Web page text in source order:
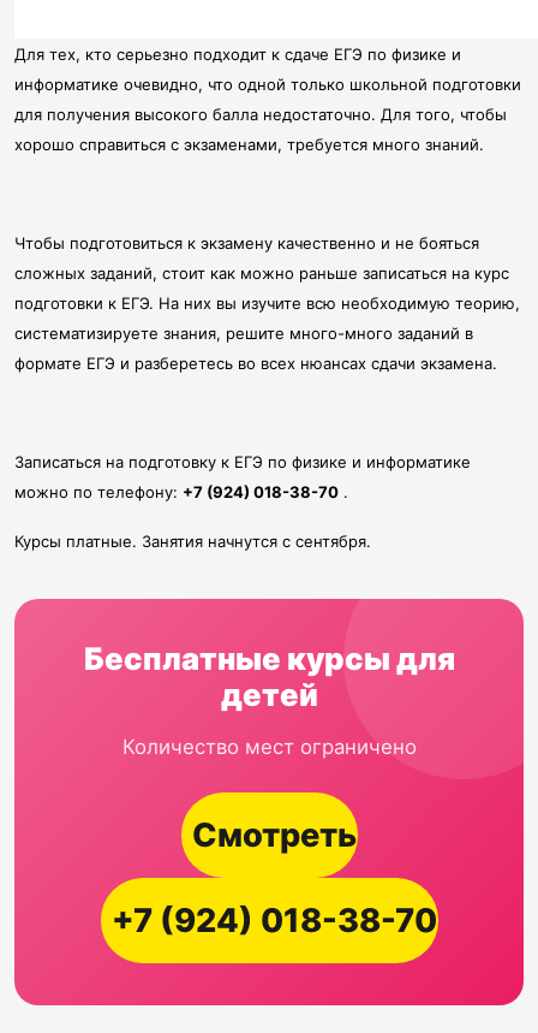
Для тех, кто серьезно подходит к сдаче ЕГЭ по физике и
информатике очевидно, что одной только школьной подготовки
для получения высокого балла недостаточно. Для того, чтобы
хорошо справиться с экзаменами, требуется много знаний.
Чтобы подготовиться к экзамену качественно и не бояться
сложных заданий, стоит как можно раньше записаться на курс
подготовки к ЕГЭ. На них вы изучите всю необходимую теорию,
систематизируете знания, решите много-много заданий в
формате ЕГЭ и разберетесь во всех нюансах сдачи экзамена.
Записаться на подготовку к ЕГЭ по физике и информатике
можно по телефону: +7 (924) 018-38-70 .
Курсы платные. Занятия начнутся с сентября.
Бесплатные курсы для
детей
Количество мест ограничено
Смотреть
+7 (924) 018-38-70